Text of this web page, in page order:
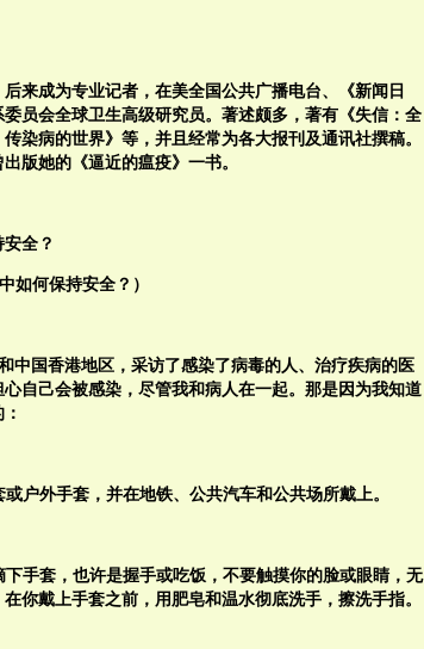
来成为专业记者，在美全国公共广播电台、《新闻日
员会全球卫生高级研究员。著述颇多，著有《失信：全
染病的世界》等，并且经常为各大报刊及通讯社撰稿。
版她的《逼近的瘟疫》一书。
全？
如何保持安全？）
中国香港地区，采访了感染了病毒的人、治疗疾病的医
自己会被感染，尽管我和病人在一起。那是因为我知道
户外手套，并在地铁、公共汽车和公共场所戴上。
手套，也许是握手或吃饭，不要触摸你的脸或眼睛，无
你戴上手套之前，用肥皂和温水彻底洗手，擦洗手指。